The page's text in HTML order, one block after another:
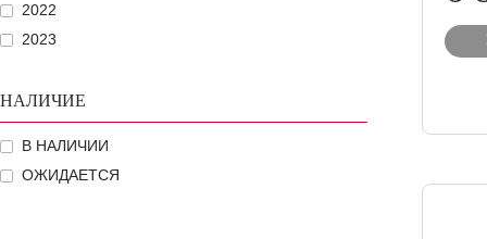
2022
2023
НАЛИЧИЕ
В НАЛИЧИИ
ОЖИДАЕТСЯ